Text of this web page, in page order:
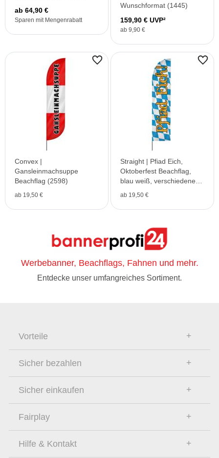
ab 64,90 €
Sparen mit Mengenrabatt
Wunschformat (1445)
159,90 € UVP²
ab 9,90 €
Convex |
Gansleinmachsuppe
Beachflag (2598)
ab 19,50 €
Straight | Pfiad Eich,
Oktoberfest Beachflag,
blau weiß, verschiedene
ab 19,50 €
Werbebanner, Beachflags, Fahnen und mehr.
Entdecke unser umfangreiches Sortiment.
Vorteile
Sicher bezahlen
Sicher einkaufen
Fairplay
Hilfe & Kontakt